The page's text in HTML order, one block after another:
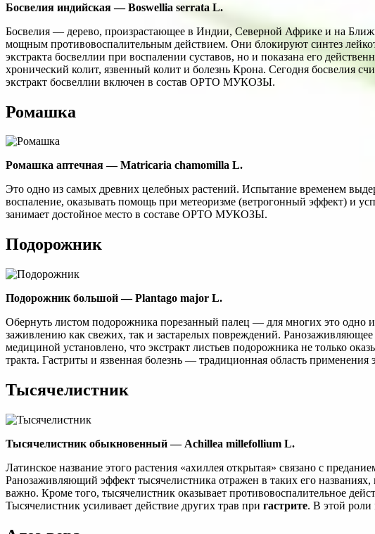
Босвелия индийская — Boswellia serrata L.
Босвелия — дерево, произрастающее в Индии, Северной Африке и на
мощным противовоспалительным действием. Они блокируют синтез
экстракта босвеллии при воспалении суставов, но и показана его
хронический колит, язвенный колит и болезнь Крона. Сегодня босвелия
экстракт босвеллии включен в состав ОРТО МУКОЗЫ.
Ромашка
Ромашка аптечная — Matricaria chamomilla L.
Это одно из самых древних целебных растений. Испытание временем
воспаление, оказывать помощь при метеоризме (ветрогонный эффект) и
занимает достойное место в составе ОРТО МУКОЗЫ.
Подорожник
Подoрожник большой — Plantago major L.
Обернуть листом подорожника порезанный палец — для многих это одно
заживлению как свежих, так и застарелых повреждений.
медициной установлено, что экстракт листьев подорожника не только
тракта. Гастриты и язвенная болезнь — традиционная область
Тысячелистник
Тысячелистник обыкновенный — Achillea millefollium L.
Латинское название этого растения «ахиллея открытая» связано с
Ранозаживляющий эффект тысячелистника отражен в таких его
важно. Кроме того, тысячелистник оказывает противовоспалительное
Тысячелистник усиливает действие других трав при гастрите. В этой